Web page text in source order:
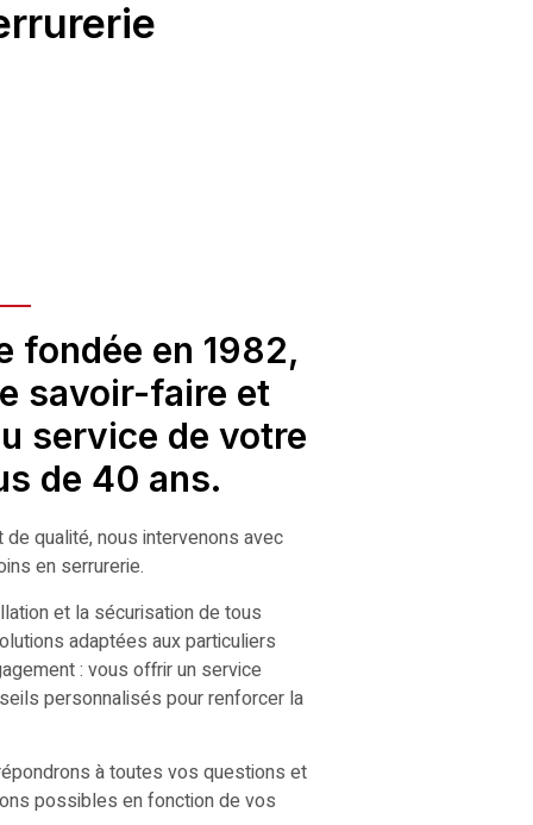
fondée en 1982,
savoir-faire et
service de votre
de 40 ans.
qualité, nous intervenons avec
en serrurerie.
et la sécurisation de tous
adaptées aux particuliers
: vous offrir un service
personnalisés pour renforcer la
à toutes vos questions et
possibles en fonction de vos